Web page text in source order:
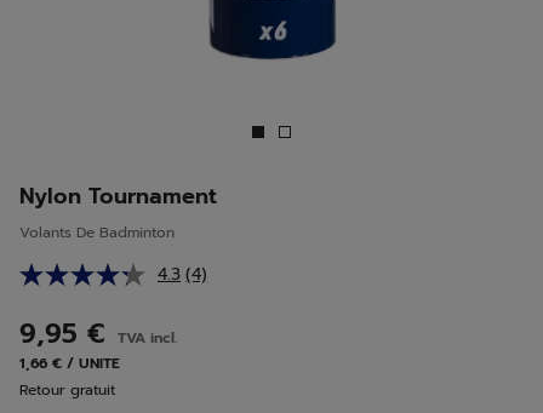
Nylon Tournament
Volants De Badminton
4.3 Lire
(4)
9,95 €
TVA incl.
1,66 € / UNITE
Retour gratuit